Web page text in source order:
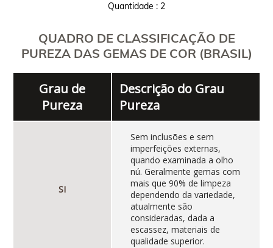
Quantidade : 2
QUADRO DE CLASSIFICAÇÃO DE
PUREZA DAS GEMAS DE COR (BRASIL)
Grau de
Pureza
Descrição do Grau
Pureza
SI
Sem inclusões e sem
imperfeições externas,
quando examinada a olho
nú. Geralmente gemas com
mais que 90% de limpeza
dependendo da variedade,
atualmente são
consideradas, dada a
escassez, materiais de
qualidade superior.